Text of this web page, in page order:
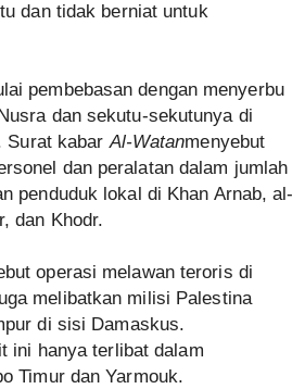
dan tidak berniat untuk
pembebasan dengan menyerbu
dan sekutu-sekutunya di
Surat kabarAl-Watanmenyebut
dan peralatan dalam jumlah
penduduk lokal di Khan Arnab, al-
dan Khodr.
operasi melawan teroris di
melibatkan milisi Palestina
di sisi Damaskus.
ini hanya terlibat dalam
Timur dan Yarmouk.